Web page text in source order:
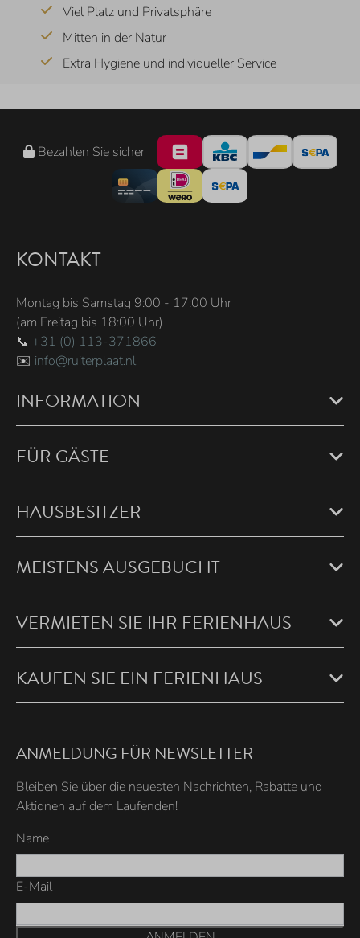
Viel Platz und Privatsphäre
Mitten in der Natur
Extra Hygiene und individueller Service
Bezahlen Sie sicher
KONTAKT
Montag bis Samstag 9:00 - 17:00 Uhr
(am Freitag bis 18:00 Uhr)
📞 +31 (0) 113-371866
✉️ info@ruiterplaat.nl
INFORMATION
FÜR GÄSTE
HAUSBESITZER
MEISTENS AUSGEBUCHT
VERMIETEN SIE IHR FERIENHAUS
KAUFEN SIE EIN FERIENHAUS
ANMELDUNG FÜR NEWSLETTER
Bleiben Sie über die neuesten Nachrichten, Rabatte und
Aktionen auf dem Laufenden!
Name
E-Mail